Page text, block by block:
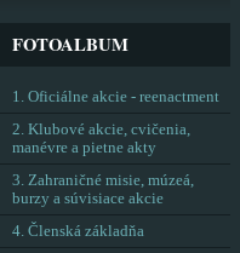
FOTOALBUM
1. Oficiálne akcie - reenactment
2. Klubové akcie, cvičenia,
manévre a pietne akty
3. Zahraničné misie, múzeá,
burzy a súvisiace akcie
4. Členská základňa